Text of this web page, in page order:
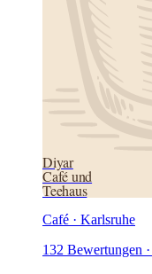
Diyar
Café und
Teehaus
Café · Karlsruhe
132 Bewertungen ·